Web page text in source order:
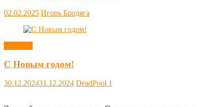
02.02.2025 Игорь Бродяга
С Новым годом!
30.12.202431.12.2024 DeadPool 1